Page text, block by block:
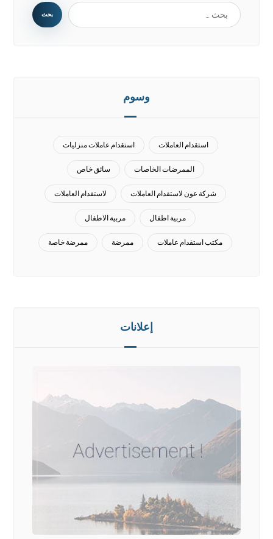
وسوم
استقدام العاملات استقدام عاملات منزليات
الممرضات الخاصات سائق خاص
شركة عون لاستقدام العاملات لاستقدام العاملات
مربية اطفال مربية الاطفال
مكتب استقدام عاملات ممرضة ممرضة خاصة
إعلانات